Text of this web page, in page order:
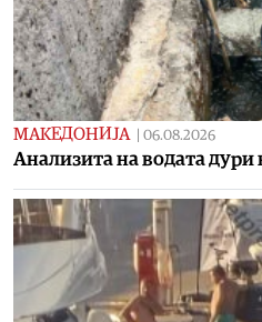
МАКЕДОНИЈА 06.08.2026
Aнализита на водата дури